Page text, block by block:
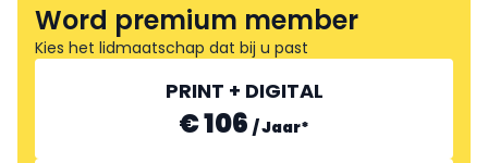
Word premium member
Kies het lidmaatschap dat bij u past
PRINT + DIGITAL
€ 106 /Jaar*